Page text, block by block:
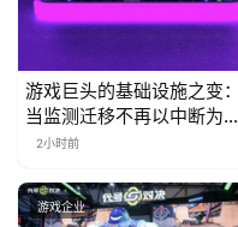
月
3
0
日
游
游戏巨头的基础设施之变：
当监测迁移不再以中断为代
价2小时前
游戏企业